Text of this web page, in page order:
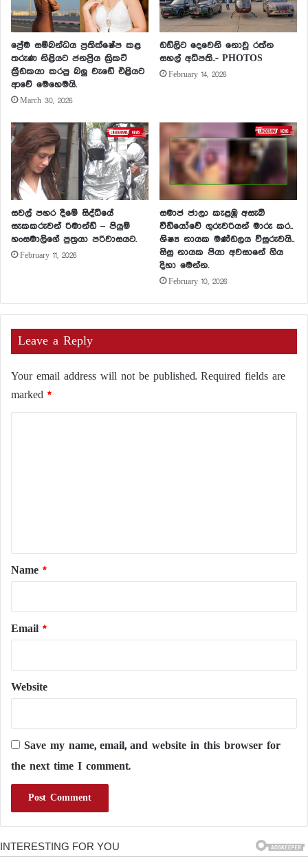
ප්‍රේම සම්බන්ධය ප්‍රතික්ෂේප කළ
තරුණ නිළියට ජනප්‍රිය ක්‍රිකට්
ක්‍රීඩකයා කරපු බලු වැඩේ එළියට
ආවේ මෙහෙමයි.
March 30, 2026
ඩඩ්ලිට දෙවෙනි නොවූ රත්න
සහල් අධිපති..- PHOTOS
February 14, 2026
සවල් පහර දීමේ සිද්ධියේ
සැකකරුවන් රිමාන්ඩ් – පියුමි
හංසමාලිගේ පුත්‍රයා පරිවාසයට.
February 11, 2026
සමාජ ජාලා කැළඹූ අසැබි
වීඩියෝවේ ගුරුවරියන් මාරු කර..
ශිෂ්‍ය නායක මණ්ඩලය විසුරුවයි..
සිසු නායක පියා අවසානේ ගිය
දිහා මෙන්න.
February 10, 2026
Leave a Reply
Your email address will not be published. Required fields are
marked *
*
Name *
Email *
Website
Save my name, email, and website in this browser for
the next time I comment.